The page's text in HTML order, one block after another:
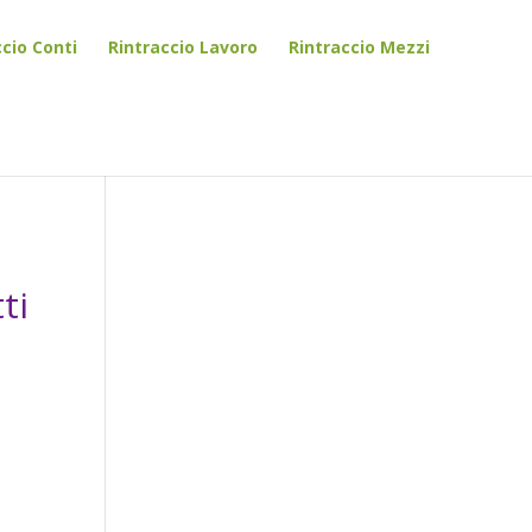
Conti Rintraccio Lavoro Rintraccio Mezzi